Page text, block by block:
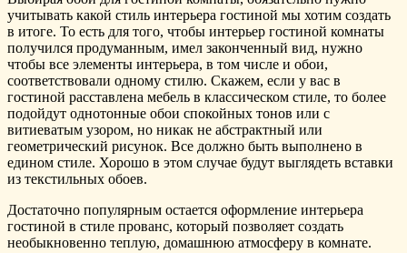
учитывать какой стиль интерьера гостиной мы хотим создать
в итоге. То есть для того, чтобы интерьер гостиной комнаты
получился продуманным, имел законченный вид, нужно
чтобы все элементы интерьера, в том числе и обои,
соответствовали одному стилю. Скажем, если у вас в
гостиной расставлена мебель в классическом стиле, то более
подойдут однотонные обои спокойных тонов или с
витиеватым узором, но никак не абстрактный или
геометрический рисунок. Все должно быть выполнено в
едином стиле. Хорошо в этом случае будут выглядеть вставки
из текстильных обоев.
Достаточно популярным остается оформление интерьера
гостиной в стиле прованс, который позволяет создать
необыкновенно теплую, домашнюю атмосферу в комнате.